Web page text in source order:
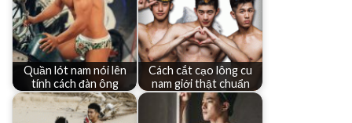
Quần lót nam nói lên
tính cách đàn ông
Cách cắt cạo lông cu
nam giới thật chuẩn